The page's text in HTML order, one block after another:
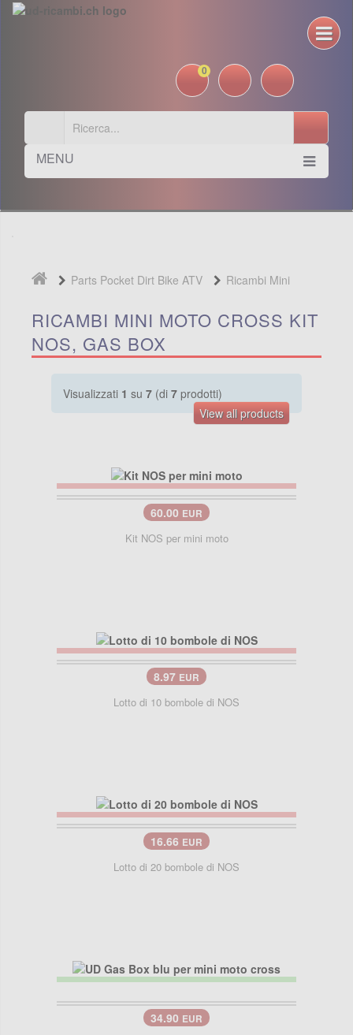
0
MENU
Parts Pocket Dirt Bike ATV
Ricambi Mini
moto cross
Kit NOS, Gas Box
RICAMBI MINI MOTO CROSS KIT
NOS, GAS BOX
Visualizzati 1 su 7 (di 7 prodotti)
View all products
60.00 EUR
Kit NOS per mini moto
8.97 EUR
Lotto di 10 bombole di NOS
16.66 EUR
Lotto di 20 bombole di NOS
34.90 EUR